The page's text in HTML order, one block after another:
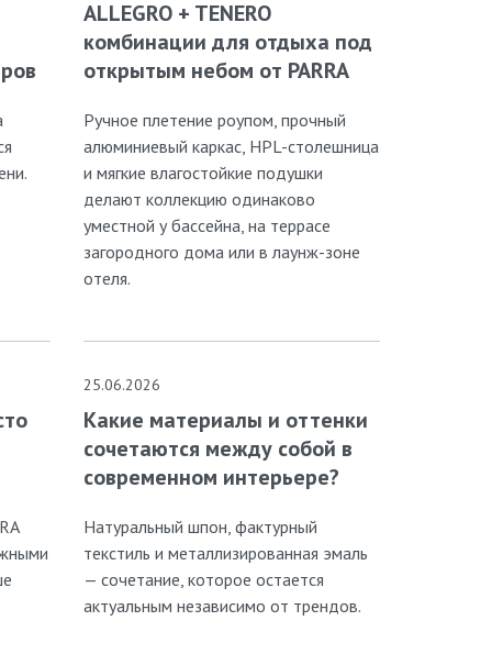
ALLEGRO + TENERO
комбинации для отдыха под
открытым небом от PARRA
Ручное плетение роупом, прочный
алюминиевый каркас, HPL-столешница
и мягкие влагостойкие подушки
делают коллекцию одинаково
уместной у бассейна, на террасе
загородного дома или в лаунж-зоне
отеля.
25.06.2026
Какие материалы и оттенки
сочетаются между собой в
современном интерьере?
Натуральный шпон, фактурный
текстиль и металлизированная эмаль
— сочетание, которое остается
актуальным независимо от трендов.